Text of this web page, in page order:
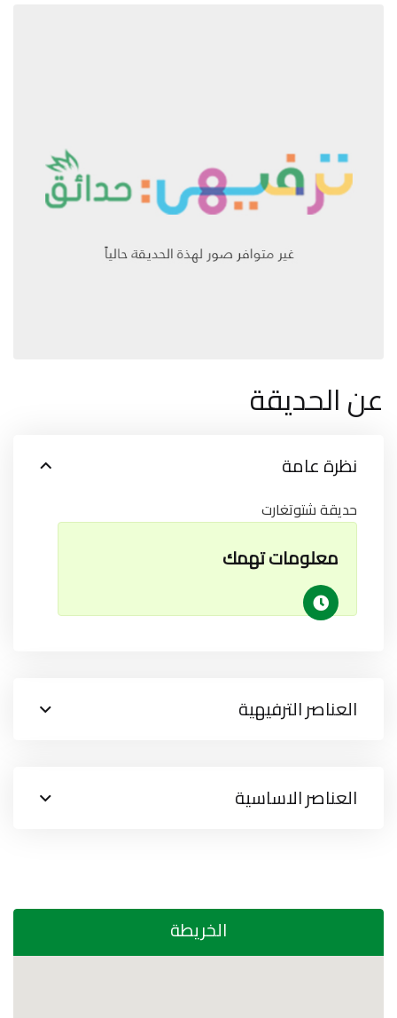
عن الحديقة
نظرة عامة
حديقة شتوتغارت
معلومات تهمك
العناصر الترفيهية
العناصر الاساسية
الخريطة